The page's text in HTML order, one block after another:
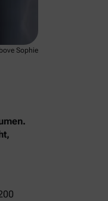
Sophie